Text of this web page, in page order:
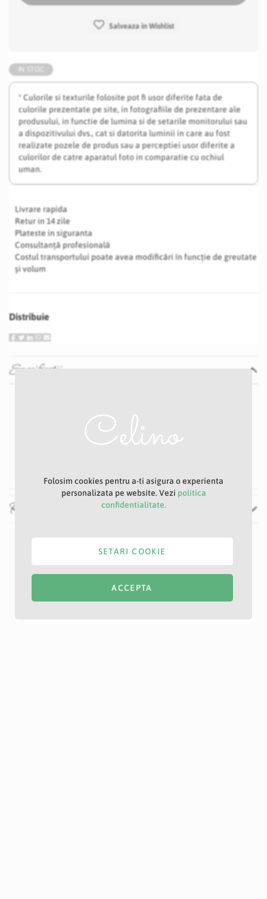
* Culorile si texturile folosite pot fi usor diferite fata de
culorile prezentate pe site, in fotografiile de prezentare ale
produsului, in functie de lumina si de setarile monitorului sau
a dispozitivului dvs., cat si datorita luminii in care au fost
realizate pozele de produs sau a perceptiei usor diferite a
culorilor de catre aparatul foto in comparatie cu ochiul
uman.
Livrare rapida
Retur in 14 zile
Plateste in siguranta
Consultanță profesională
Costul transportului poate avea modificări în funcție de greutate
și volum
Distribuie
Salveaza in Wishlist
Specificatii
Albastru
4 cm
Recenzii
Folosim cookies pentru a-ti asigura o experienta
personalizata pe website. Vezi politica
confidentialitate.
ACCEPTA
SETARI COOKIE